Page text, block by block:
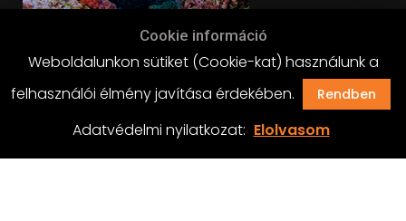
Cookie információ
Weboldalunkon sütiket (Cookie-kat) használunk a
felhasználói élmény javítása érdekében.
Rendben
Adatvédelmi nyilatkozat: Elolvasom